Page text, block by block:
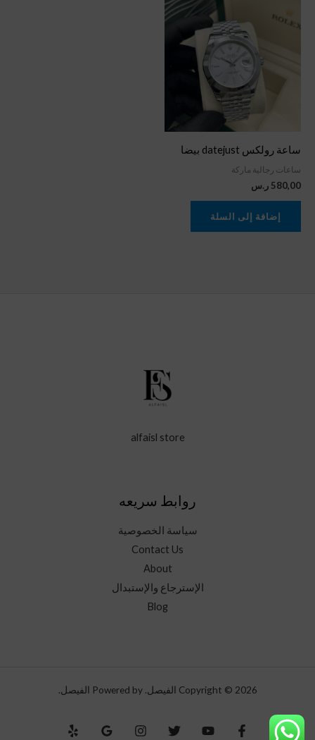
ساعة رولكس datejust بيضا
ساعات رجالية ماركة
580,00 ر.س
إضافة إلى السلة
alfaisl store
روابط سريعه
سياسة الخصوصية
Contact Us
About
الإسترجاع والإستبدال
Blog
Copyright © 2026 الفيصل. Powered by الفيصل.